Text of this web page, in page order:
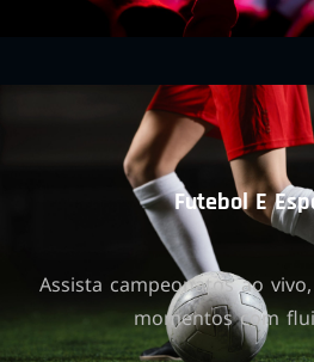
Futebol E
Assista campeonatos ao
momentos com